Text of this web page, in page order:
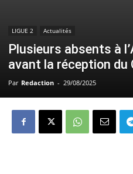
LIGUE 2 Actualités
Plusieurs absents à
avant la réception du
Par Redaction - 29/08/2025